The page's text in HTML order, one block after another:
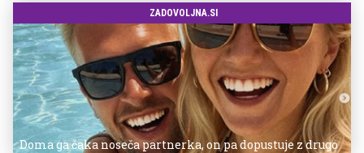
ZADOVOLJNA.SI
Doma ga čaka noseča partnerka, on pa dopustuje z drugo